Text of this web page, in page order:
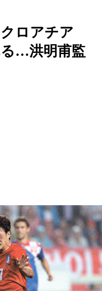
ロアチア
る…洪明甫監